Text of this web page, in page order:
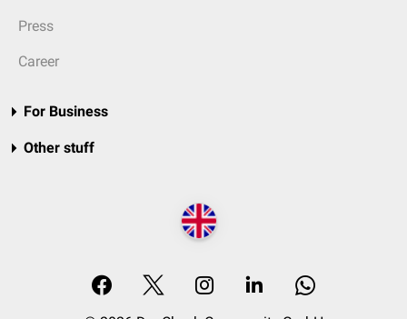
Press
Career
For Business
Other stuff